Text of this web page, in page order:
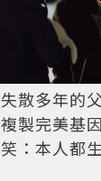
失散多年的
複製完美基
笑：本人都